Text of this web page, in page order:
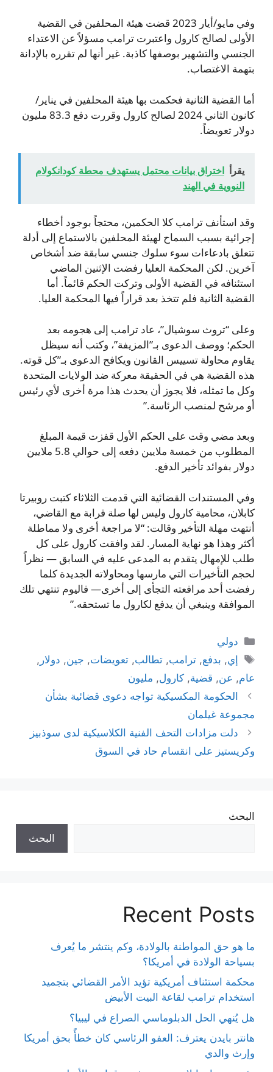
وفي مايو/أيار 2023 قضت هيئة المحلفين في القضية
الأولى لصالح كارول واعتبرت ترامب مسؤلاً عن الاعتداء
الجنسي والتشهير بوصفها كاذبة. غير أنها لم تقرره بالإدانة
بتهمة الاغتصاب.
أما القضية الثانية فحكمت بها هيئة المحلفين في يناير/
كانون الثاني 2024 لصالح كارول وقررت دفع 83.3 مليون
دولار تعويضاً.
يقرأ اختراق بيانات محتمل يستهدف محطة كودانكولام
النووية في الهند
وقد استأنف ترامب كلا الحكمين، محتجاً بوجود أخطاء
إجرائية بسبب السماح لهيئة المحلفين بالاستماع إلى أدلة
تتعلق بادعاءات سوء سلوك جنسي سابقة ضد أشخاص
آخرين. لكن المحكمة العليا رفضت الإثنين الماضي
استئنافه في القضية الأولى وتركت الحكم قائماً. أما
القضية الثانية فلم تتخذ بعد قراراً فيها المحكمة العليا.
وعلى “تروث سوشيال”، عاد ترامب إلى هجومه بعد
الحكم؛ ووصف الدعوى بـ”المزيفة”، وكتب أنه سيظل
يقاوم محاولة تسييس القانون ويكافح الدعوى بـ”كل قوته.
هذه القضية هي في الحقيقة معركة ضد الولايات المتحدة
وكل ما تمثله، فلا يجوز أن يحدث هذا مرة أخرى لأي رئيس
أو مرشح لمنصب الرئاسة.”
وبعد مضي وقت على الحكم الأول قفزت قيمة المبلغ
المطلوب من خمسة ملايين دفعه إلى حوالي 5.8 ملايين
دولار بفوائد تأخير الدفع.
وفي المستندات القضائية التي قدمت الثلاثاء كتبت روبيرتا
كابلان، محامية كارول وليس لها صلة قرابة مع القاضي،
أنتهت مهلة التأخير وقالت: “لا مراجعة أخرى ولا مماطلة
أكثر وهذا هو نهاية المسار. لقد وافقت كارول على كل
طلب للإمهال يتقدم به المدعى عليه في السابق — نظراً
لحجم التأخيرات التي مارسها ومحاولاته الجديدة كلما
رفضت أحد مرافعته التجأى إلى أخرى— فاليوم تنتهي تلك
الموافقة وينبغي أن يدفع لكارول ما تستحقه.”
التصنيفات
دولي
الوسوم
إي, بدفع,ترامب,تطالب,تعويضات, جين, دولار ,
عام, عن, قضية, كارول, مليون
الحكومة المكسيكية تواجه دعوى قضائية بشأن
مجموعة غيلمان
دلت مزادات التحف الفنية الكلاسيكية لدى سوذبيز
وكريستيز على انقسام حاد في السوق
البحث
البحث
Recent Posts
ما هو حق المواطنة بالولادة، وكم ينتشر ما يُعرف
بسياحة الولادة في أمريكا؟
محكمة استئناف أمريكية تؤيد الأمر القضائي بتجميد
استخدام ترامب لقاعة البيت الأبيض
هل يُنهي الحل الدبلوماسي الصراع في ليبيا؟
هانتر بايدن يعترف: العفو الرئاسي كان خطأً بحق أمريكا
وإرث والدي